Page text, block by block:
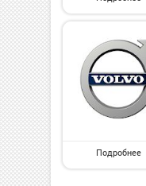
Подробнее